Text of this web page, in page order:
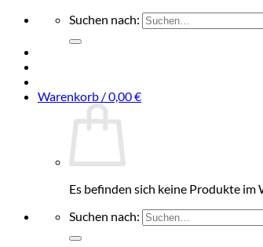
Suchen nach:
Warenkorb /0,00€
Es befinden sich keine Produkte im
Suchen nach: